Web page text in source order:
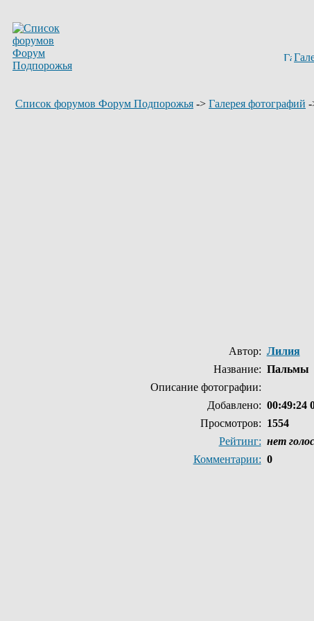
Список форумов Форум Подпорожья -> Галерея фотографий -
Автор: Лилия
Название: Пальмы
Описание фотографии:
Добавлено: 00:49:24
Просмотров: 1554
Рейтинг: нет
Комментарии: 0